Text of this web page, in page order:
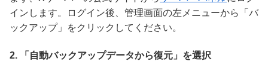
インします。ログイン後、管理画面の左メニューから「バ
ックアップ」をクリックしてください。
2. 「自動バックアップデータから復元」を選択